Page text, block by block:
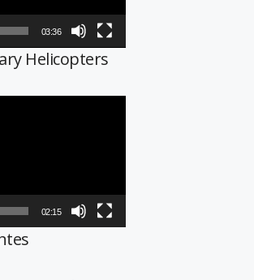
03:36
Helicopters
02:15